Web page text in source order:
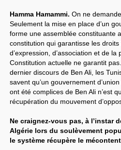
Hamma Hamammi. On ne
Seulement la mise en place d’un
forme une assemblée constituante
constitution qui garantisse les
d’expression, d’association et de la
Constitution actuelle ne garantit
dernier discours de Ben Ali, les
savent qu’un gouvernement
ont été complices de Ben Ali n’est
récupération du mouvement
Ne craignez-vous pas, à l’instar
Algérie lors du soulèvement
le système récupère le